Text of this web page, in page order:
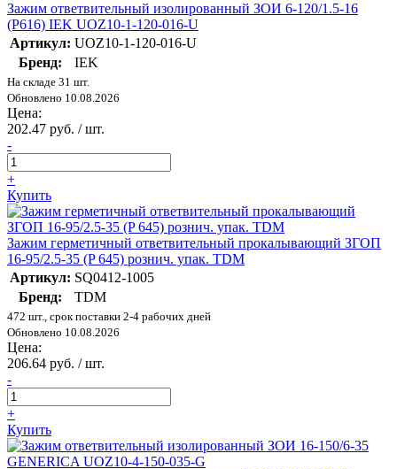
Зажим ответвительный изолированный ЗОИ 6-120/1.5-16
(P616) IEK UOZ10-1-120-016-U
Артикул: UOZ10-1-120-016-U
Бренд:
IEK
На складе 31 шт.
Обновлено 10.08.2026
Цена:
202.47 руб. / шт.
-
+
Купить
Зажим герметичный ответвительный прокалывающий ЗГОП
16-95/2.5-35 (P 645) рознич. упак. TDM
Артикул: SQ0412-1005
Бренд:
TDM
472 шт., срок поставки 2-4 рабочих дней
Обновлено 10.08.2026
Цена:
206.64 руб. / шт.
-
+
Купить